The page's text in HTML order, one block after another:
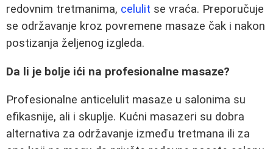
redovnim tretmanima, celulit se vraća. Preporučuje
se održavanje kroz povremene masaze čak i nakon
postizanja željenog izgleda.
Da li je bolje ići na profesionalne masaze?
Profesionalne anticelulit masaze u salonima su
efikasnije, ali i skuplje. Kućni masazeri su dobra
alternativa za održavanje između tretmana ili za